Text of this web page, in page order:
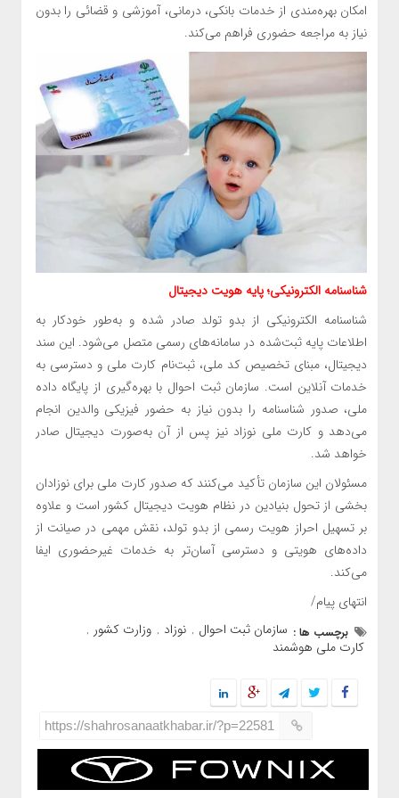
امکان بهره‌مندی از خدمات بانکی، درمانی، آموزشی و قضائی را بدون
نیاز به مراجعه حضوری فراهم می‌کند.
شناسنامه الکترونیکی؛ پایه هویت دیجیتال
شناسنامه الکترونیکی از بدو تولد صادر شده و به‌طور خودکار به
اطلاعات پایه ثبت‌شده در سامانه‌های رسمی متصل می‌شود. این سند
دیجیتال، مبنای تخصیص کد ملی، ثبت‌نام کارت ملی و دسترسی به
خدمات آنلاین است. سازمان ثبت احوال با بهره‌گیری از پایگاه داده
ملی، صدور شناسنامه را بدون نیاز به حضور فیزیکی والدین انجام
می‌دهد و کارت ملی نوزاد نیز پس از آن به‌صورت دیجیتال صادر
خواهد شد.
مسئولان این سازمان تأکید می‌کنند که صدور کارت ملی برای نوزادان
بخشی از تحول بنیادین در نظام هویت دیجیتال کشور است و علاوه
بر تسهیل احراز هویت رسمی از بدو تولد، نقش مهمی در صیانت از
داده‌های هویتی و دسترسی آسان‌تر به خدمات غیرحضوری ایفا
می‌کند.
انتهای پیام/
برچسب ها : سازمان ثبت احوال , نوزاد , وزارت کشور ,
کارت ملی هوشمند
https://shahrosanaatkhabar.ir/?p=22581